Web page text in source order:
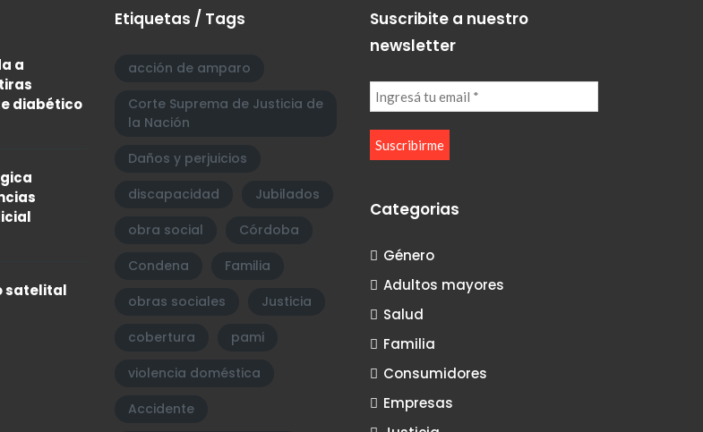
a
diabético
satelital
Etiquetas / Tags
acción de amparo
Corte Suprema de Justicia de
la Nación
Daños y perjuicios
discapacidad
Jubilados
obra social
Córdoba
Condena
Familia
obras sociales
Justicia
cobertura
pami
violencia doméstica
Accidente
Suscribite a nuestro
newsletter
Categorias
Género
Adultos mayores
Salud
Familia
Consumidores
Empresas